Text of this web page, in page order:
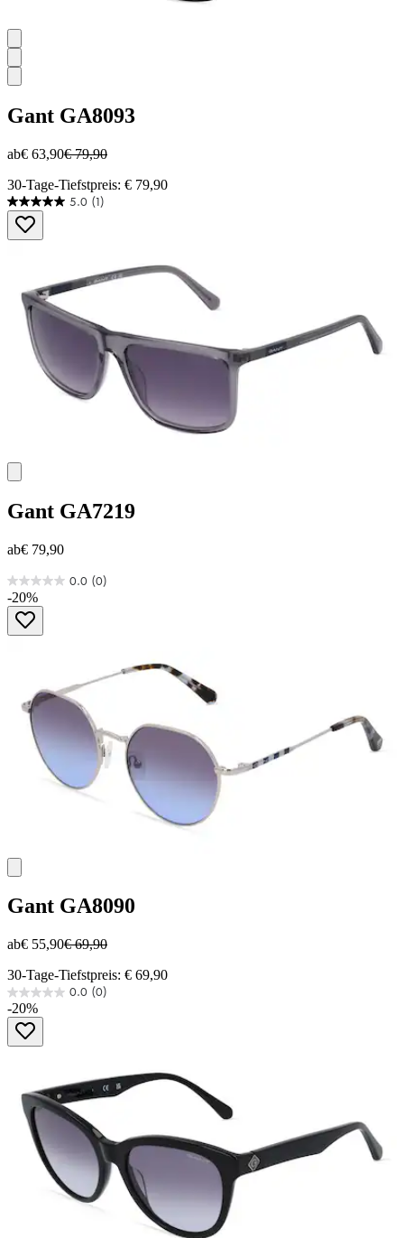
Gant GA8093
ab€ 63,90€ 79,90
30-Tage-Tiefstpreis: € 79,90
5.0 (1)
5.0
von
5
Bewertung
Gant GA7219
ab€ 79,90
0.0 (0)
0.0
von
Sternen.
-20%
Gant GA8090
ab€ 55,90€ 69,90
30-Tage-Tiefstpreis: € 69,90
0.0 (0)
0.0
von
Sternen.
-20%